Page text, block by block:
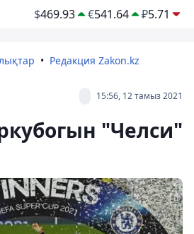
$469.93 €541.64 ₽5.71
Редакция Zakon.kz
15:56, 12 тамыз 2021
"Челси"